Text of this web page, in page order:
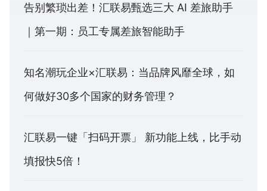
告别繁琐出差！汇联易甄选三大 AI 差旅助手
｜第一期：员工专属差旅智能助手
知名潮玩企业×汇联易：当品牌风靡全球，如
何做好30多个国家的财务管理？
汇联易一键「扫码开票」 新功能上线，比手动
填报快5倍！